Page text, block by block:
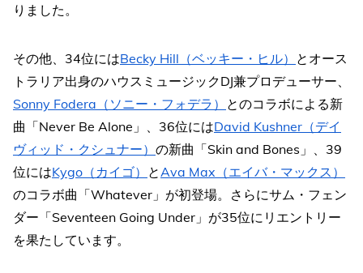
りました。
その他、34位にはBecky Hill（ベッキー・ヒル） とオース
トラリア出身のハウスミュージックDJ兼プロデューサー、
Sonny Fodera（ソニー・フォデラ） とのコラボによる新
曲「Never Be Alone」、36位にはDavid Kushner（デイ
ヴィッド・クシュナー） の新曲「Skin and Bones」、39
位にはKygo（カイゴ） と Ava Max（エイバ・マックス）
のコラボ曲「Whatever」が初登場。さらにサム・フェン
ダー「Seventeen Going Under」が35位にリエントリー
を果たしています。